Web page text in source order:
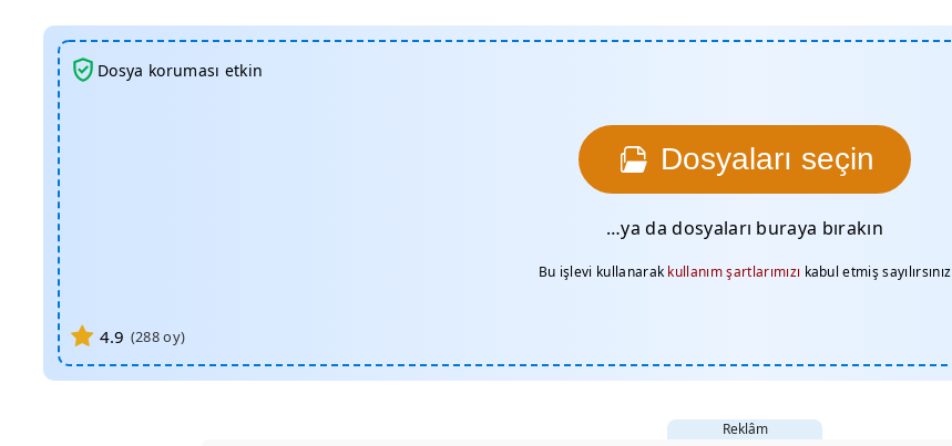
Dosyaları seçin
…ya da dosyaları buraya bırakın
Bu işlevi kullanarak kullanım şartlarımızı kabul etmiş sayılırsınız
4.9 (288oy)
Dosya koruması etkin
Reklâm